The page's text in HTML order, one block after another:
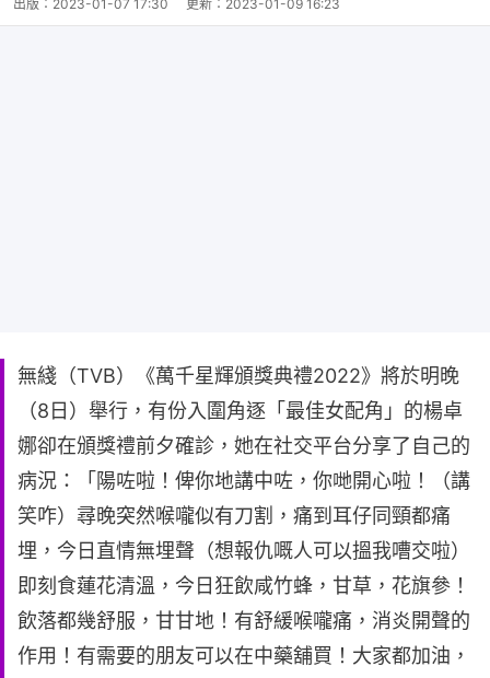
出版： 2023-01-07 17:30 更新： 2023-01-09 16:23
無綫（TVB）《萬千星輝頒獎典禮2022》將於明晚
（8日）舉行，有份入圍角逐「最佳女配角」的楊卓
娜卻在頒獎禮前夕確診，她在社交平台分享了自己的
病況：「陽咗啦！俾你地講中咗，你哋開心啦！（講
笑咋）尋晚突然喉嚨似有刀割，痛到耳仔同頸都痛
埋，今日直情無埋聲（想報仇嘅人可以搵我嘈交啦）
即刻食蓮花清溫，今日狂飲咸竹蜂，甘草，花旗參！
飲落都幾舒服，甘甘地！有舒緩喉嚨痛，消炎開聲的
作用！有需要的朋友可以在中藥舖買！大家都加油，